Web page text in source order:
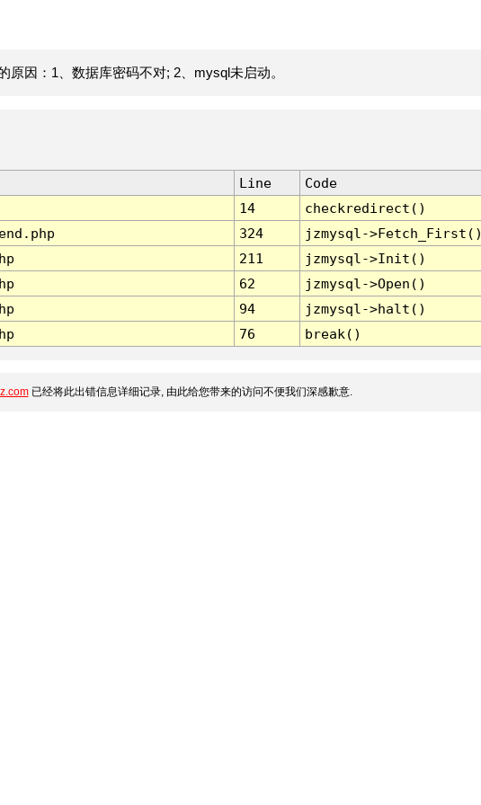
因：1、数据库密码不对; 2、mysql未启动。
Line
Code
14
checkredirect()
324
jzmysql-
211
jzmysql->Init()
62
jzmysql->Open()
94
jzmysql->halt()
76 break()
已经将此出错信息详细记录, 由此给您带来的访问不便我们深感歉意.